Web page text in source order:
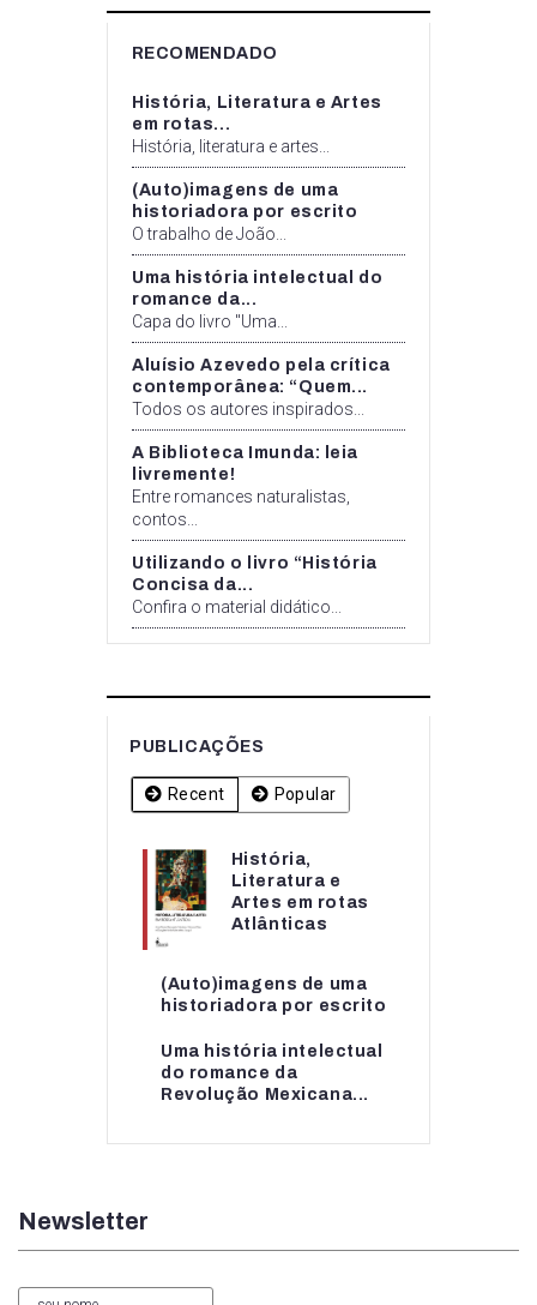
RECOMENDADO
História, Literatura e Artes
em rotas...
História, literatura e artes...
(Auto)imagens de uma
historiadora por escrito
O trabalho de João...
Uma história intelectual do
romance da...
Capa do livro "Uma...
Aluísio Azevedo pela crítica
contemporânea: “Quem...
Todos os autores inspirados...
A Biblioteca Imunda: leia
livremente!
Entre romances naturalistas,
contos...
Utilizando o livro “História
Concisa da...
Confira o material didático...
PUBLICAÇÕES
Recent Popular
História,
Literatura e
Artes em rotas
Atlânticas
(Auto)imagens de uma
historiadora por escrito
Uma história intelectual
do romance da
Revolução Mexicana...
História,
Literatura e
Artes em rotas...
(Auto)imagens de uma
historiadora por escrito
Uma história intelectual
do romance da...
Newsletter